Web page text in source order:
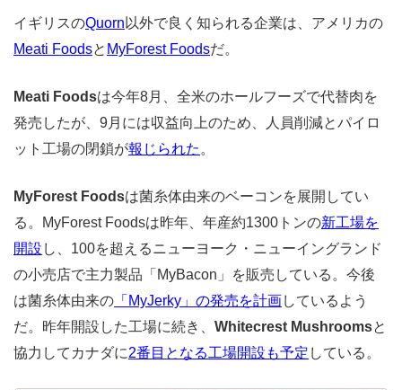
イギリスのQuorn 以外で良く知られる企業は、アメリカの
Meati Foodsと MyForest Foodsだ。
Meati Foodsは今年8月、全米のホールフーズで代替肉を
発売したが、9月には収益向上のため、人員削減とパイロ
ット工場の閉鎖が報じられた 。
MyForest Foodsは菌糸体由来のベーコンを展開してい
る。MyForest Foodsは昨年、年産約1300トンの新工場を
開設 し、100を超えるニューヨーク・ニューイングランド
の小売店で主力製品「MyBacon」を販売している。今後
は菌糸体由来の 「MyJerky」の発売を計画しているよう
だ。昨年開設した工場に続き、 Whitecrest Mushroomsと
協力してカナダに2番目となる工場開設も予定 している。